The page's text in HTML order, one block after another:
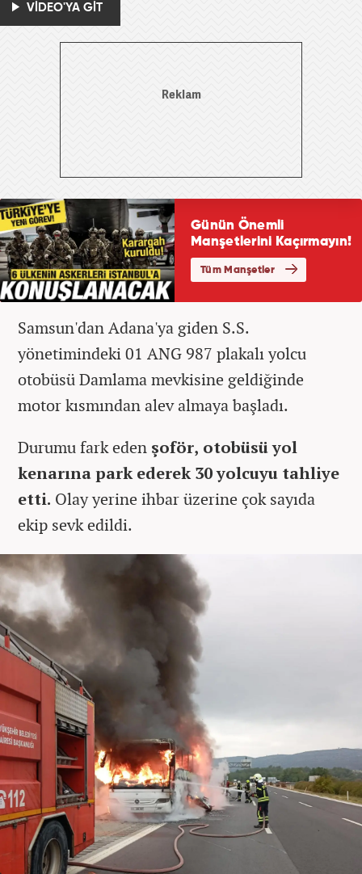
VİDEO'YA GİT
Samsun'dan Adana'ya giden S.S.
yönetimindeki 01 ANG 987 plakalı yolcu
otobüsü Damlama mevkisine geldiğinde
motor kısmından alev almaya başladı.
Durumu fark eden şoför, otobüsü yol
kenarına park ederek 30 yolcuyu tahliye
etti. Olay yerine ihbar üzerine çok sayıda
ekip sevk edildi.